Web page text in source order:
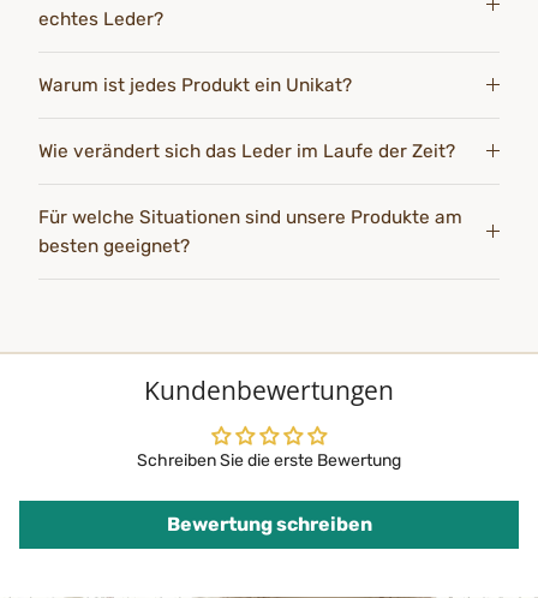
echtes Leder?
Warum ist jedes Produkt ein Unikat?
Wie verändert sich das Leder im Laufe der Zeit?
Für welche Situationen sind unsere Produkte am
besten geeignet?
Kundenbewertungen
Schreiben Sie die erste Bewertung
Bewertung schreiben